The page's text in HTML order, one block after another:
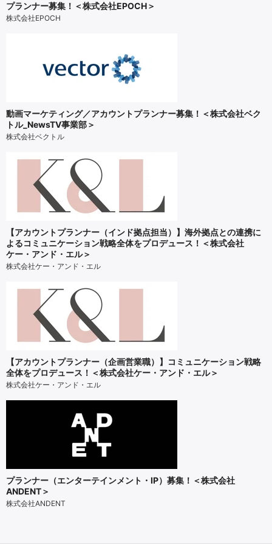
プランナー募集！＜株式会社EPOCH＞
株式会社EPOCH
動画マーケティング／アカウントプランナー募集！＜株式会社ベク
トル_NewsTV事業部＞
株式会社ベクトル
【アカウントプランナー（インド拠点担当）】海外拠点との連携に
よるコミュニケーション戦略全体をプロデュース！＜株式会社
ケー・アンド・エル＞
株式会社ケー・アンド・エル
【アカウントプランナー（企画営業職）】コミュニケーション戦略
全体をプロデュース！＜株式会社ケー・アンド・エル＞
株式会社ケー・アンド・エル
プランナー（エンターテインメント・IP）募集！＜株式会社
ANDENT＞
株式会社ANDENT